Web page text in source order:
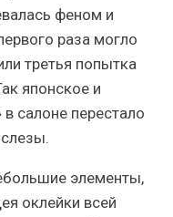
феном и
раза могло
третья попытка
японское и
салоне перестало
элементы,
оклейки всей